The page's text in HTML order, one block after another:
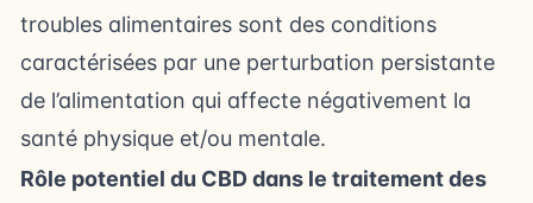
troubles alimentaires sont des conditions
caractérisées par une perturbation persistante
de l’alimentation qui affecte négativement la
santé physique et/ou mentale.
Rôle potentiel du CBD dans le traitement des